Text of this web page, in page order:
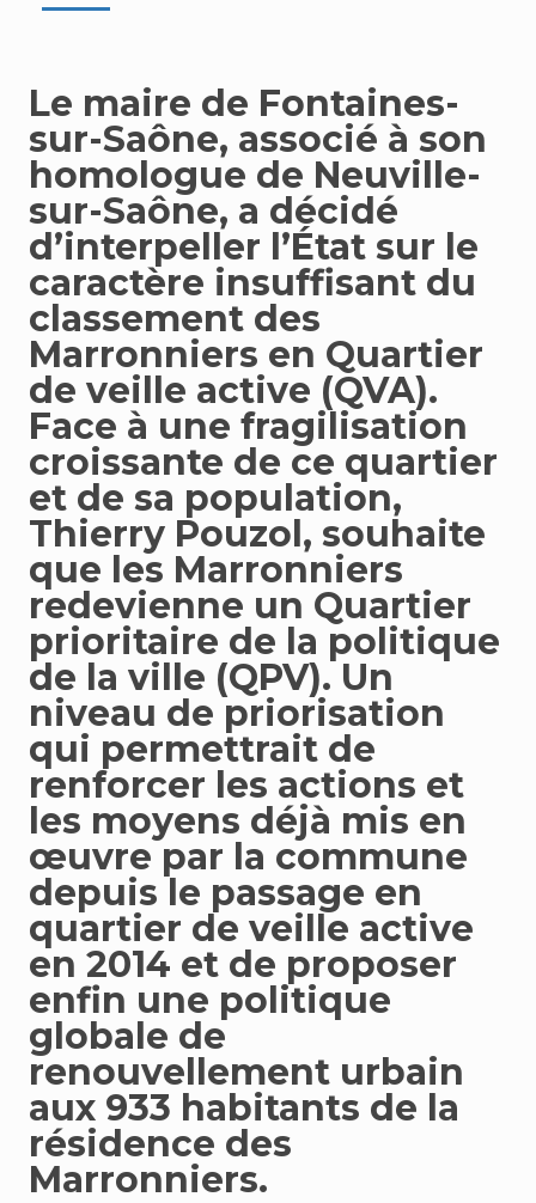
Le maire de Fontaines-
sur-Saône, associé à son
homologue de Neuville-
sur-Saône, a décidé
d’interpeller l’État sur le
caractère insuffisant du
classement des
Marronniers en Quartier
de veille active (QVA).
Face à une fragilisation
croissante de ce quartier
et de sa population,
Thierry Pouzol, souhaite
que les Marronniers
redevienne un Quartier
prioritaire de la politique
de la ville (QPV). Un
niveau de priorisation
qui permettrait de
renforcer les actions et
les moyens déjà mis en
œuvre par la commune
depuis le passage en
quartier de veille active
en 2014 et de proposer
enfin une politique
globale de
renouvellement urbain
aux 933 habitants de la
résidence des
Marronniers.